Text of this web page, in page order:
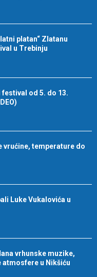
platan“ Zlatanu
u Trebinju
od 5. do 13.
vrućine, temperature do
Luke Vukalovića u
vrhunske muzike,
u Nikšiću